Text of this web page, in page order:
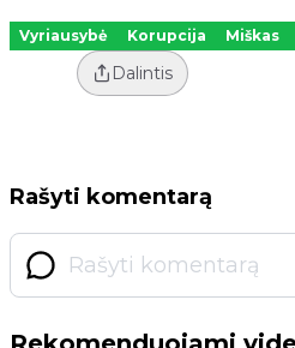
Vyriausybė Korupcija Miškas
Dalintis
Rašyti komentarą